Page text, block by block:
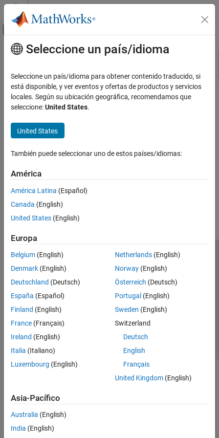
Saltar al contenido
Mostrar/ocultar menú de navegación
Recurso
Contenido principal
Seleccione un país/idioma
Seleccione un país/idioma para obtener contenido traducido, si
está disponible, y ver eventos y ofertas de productos y servicios
locales. Según su ubicación geográfica, recomendamos que
seleccione:United States.
United States
También puede seleccionar uno de estos países/idiomas:
América
América Latina (Español)
Canada (English)
United States (English)
Europa
Belgium (English)
Denmark (English)
Deutschland (Deutsch)
España (Español)
Finland (English)
France (Français)
Ireland (English)
Italia (Italiano)
Luxembourg (English)
Netherlands(English)
Norway(English)
Österreich (Deutsch)
Portugal (English)
Sweden (English)
Switzerland
Deutsch
English
Français
United Kingdom(English)
Asia-Pacífico
Australia (English)
India (English)
Centro de confianza
Marcas comerciales
Política de privacidad
Antipiratería
Estado de las aplicaciones
Información de contacto
© 1994-2026 The MathWorks, Inc.